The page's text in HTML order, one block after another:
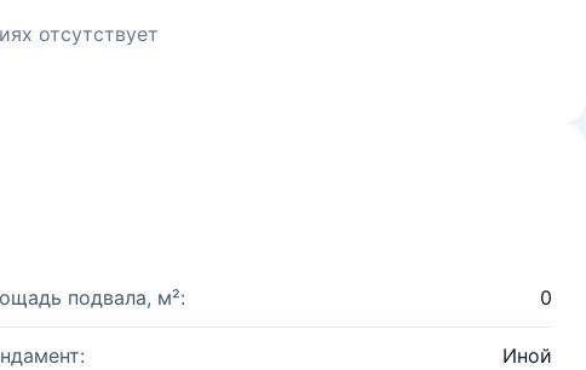
отсутствует
подвала, м²: 0
Иной